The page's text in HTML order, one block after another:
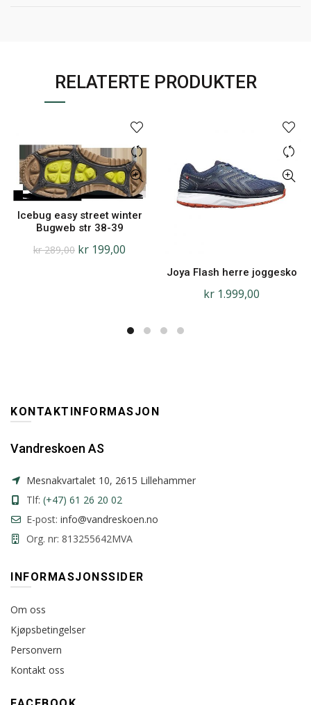
RELATERTE PRODUKTER
Icebug easy street winter
Bugweb str 38-39
kr289,00 kr 199,00
Joya Flash herre joggesko
kr 1.999,00
KONTAKTINFORMASJON
Vandreskoen AS
Mesnakvartalet 10, 2615 Lillehammer
Tlf: (+47) 61 26 20 02
E-post: info@vandreskoen.no
Org. nr: 813255642MVA
INFORMASJONSSIDER
Om oss
Kjøpsbetingelser
Personvern
Kontakt oss